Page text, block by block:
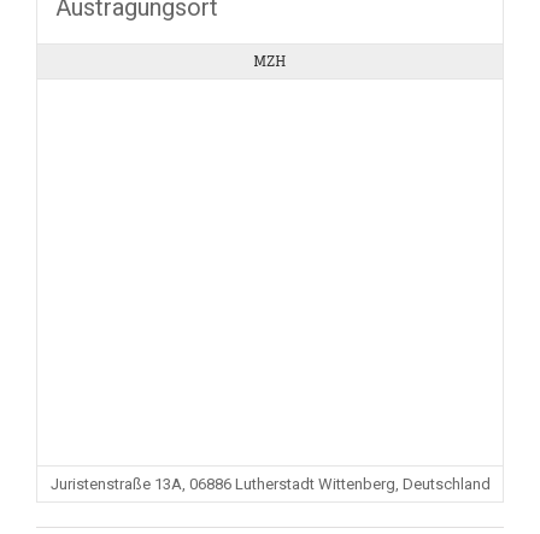
Austragungsort
MZH
Juristenstraße 13A, 06886 Lutherstadt Wittenberg, Deutschland